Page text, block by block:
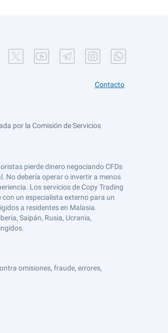
Contacto
por la Comisión de Servicios
pierde dinero negociando CFDs
No debería operar o invertir a menos
Los servicios de Copy Trading
un especialista externo para un
a residentes en Malasia.
Saipán, Rusia, Ucrania,
omisiones, fraude, errores,